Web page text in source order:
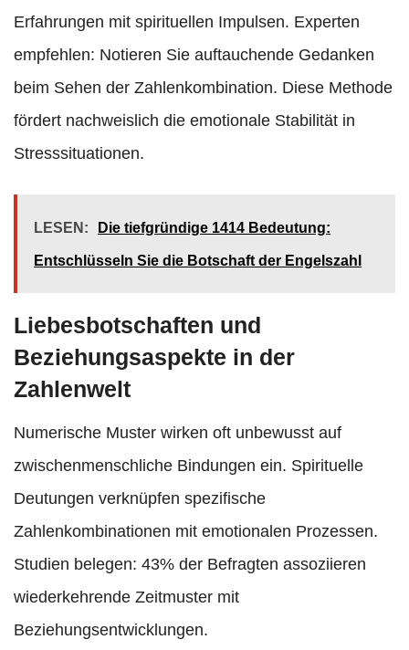
Erfahrungen mit spirituellen Impulsen. Experten
empfehlen: Notieren Sie auftauchende Gedanken
beim Sehen der Zahlenkombination. Diese Methode
fördert nachweislich die emotionale Stabilität in
Stresssituationen.
LESEN: Die tiefgründige 1414 Bedeutung:
Entschlüsseln Sie die Botschaft der Engelszahl
Liebesbotschaften und
Beziehungsaspekte in der
Zahlenwelt
Numerische Muster wirken oft unbewusst auf
zwischenmenschliche Bindungen ein. Spirituelle
Deutungen verknüpfen spezifische
Zahlenkombinationen mit emotionalen Prozessen.
Studien belegen: 43% der Befragten assoziieren
wiederkehrende Zeitmuster mit
Beziehungsentwicklungen.